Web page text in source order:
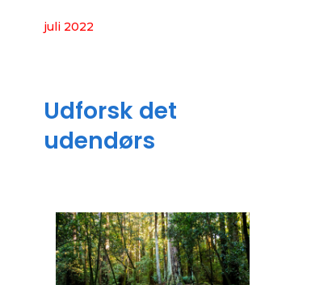
juli 2022
Udforsk det
udendørs